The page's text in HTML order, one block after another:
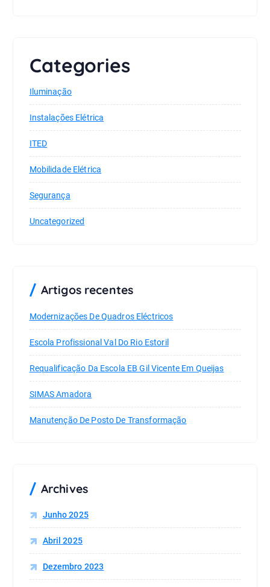
Categories
Iluminação
Instalações Elétrica
ITED
Mobilidade Elétrica
Segurança
Uncategorized
Artigos recentes
Modernizações De Quadros Eléctricos
Escola Profissional Val Do Rio Estoril
Requalificação Da Escola EB Gil Vicente Em Queijas
SIMAS Amadora
Manutenção De Posto De Transformação
Archives
Junho 2025
Abril 2025
Dezembro 2023